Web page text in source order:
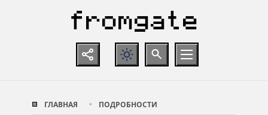
ГЛАВНАЯ ПОДРОБНОСТИ